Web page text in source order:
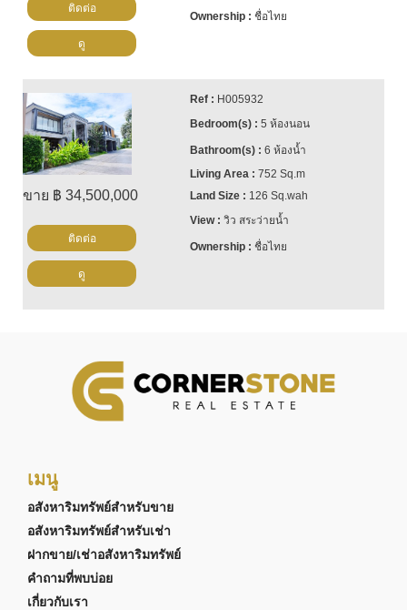
ชื่อไทย
ติดต่อ
ดู
ขาย ฿ 34,500,000
H005932
5 ห้องนอน
6 ห้องน้ำ
752 Sq.m
126 Sq.wah
วิว สระว่ายน้ำ
ชื่อไทย
ติดต่อ
ดู
เมนู
อสังหาริมทรัพย์สำหรับขาย
อสังหาริมทรัพย์สำหรับเช่า
ฝากขาย/เช่าอสังหาริมทรัพย์
คำถามที่พบบ่อย
เกี่ยวกับเรา